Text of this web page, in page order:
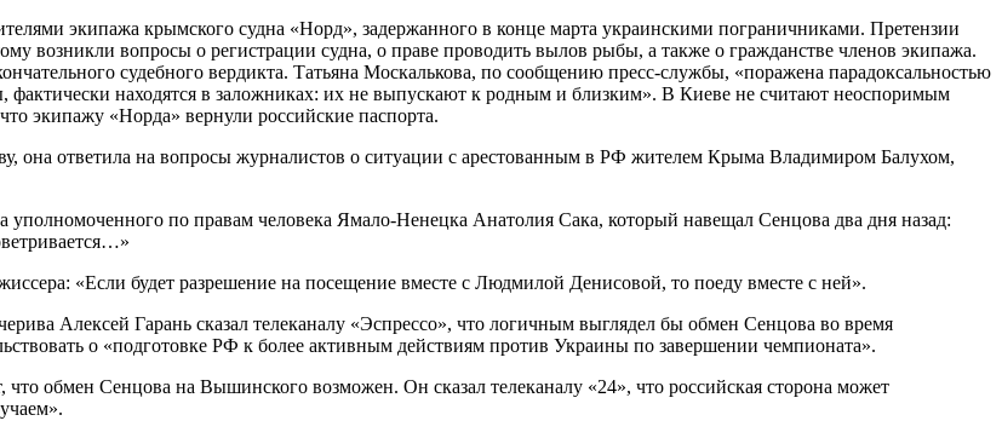
экипажа крымского судна «Норд», задержанного в конце марта украинскими пограничниками. Претензии
возникли вопросы о регистрации судна, о праве проводить вылов рыбы, а также о гражданстве членов экипажа.
судебного вердикта. Татьяна Москалькова, по сообщению пресс-службы, «поражена парадоксальностью
фактически находятся в заложниках: их не выпускают к родным и близким». В Киеве не считают неоспоримым
экипажу «Норда» вернули российские паспорта.
она ответила на вопросы журналистов о ситуации с арестованным в РФ жителем Крыма Владимиром Балухом,
по правам человека Ямало-Ненецка Анатолия Сака, который навещал Сенцова два дня назад:
«Если будет разрешение на посещение вместе с Людмилой Денисовой, то поеду вместе с ней».
Алексей Гарань сказал телеканалу «Эспрессо», что логичным выглядел бы обмен Сенцова во время
о «подготовке РФ к более активным действиям против Украины по завершении чемпионата».
обмен Сенцова на Вышинского возможен. Он сказал телеканалу «24», что российская сторона может